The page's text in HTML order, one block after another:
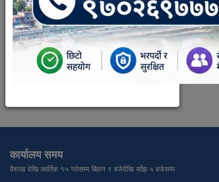
ब्यस्थापन सम्बन्धी कार्यविधि, २०७५ !!
Documents:
११ उपभोक्ता समिति गठन,परिचालन तथा ब्यस्थापन सम्बन्धी
कार्यविधि.pdf
Document Type: राजपत्र भाग १
कार्यालय समय
वैशाख देखि कार्तिक १५ गतेसम्म बिहान ९ बजेदेखि साँझ ५ बजेसम्म